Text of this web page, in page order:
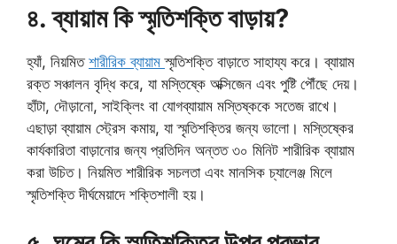
৪. ব্যায়াম কি স্মৃতিশক্তি বাড়ায়?
হ্যাঁ, নিয়মিত শারীরিক ব্যায়ামস্মৃতিশক্তি বাড়াতে সাহায্য করে। ব্যায়াম
রক্ত সঞ্চালন বৃদ্ধি করে, যা মস্তিষ্কে অক্সিজেন এবং পুষ্টি পৌঁছে দেয়।
হাঁটা, দৌড়ানো, সাইক্লিং বা যোগব্যায়াম মস্তিষ্ককে সতেজ রাখে।
এছাড়া ব্যায়াম স্ট্রেস কমায়, যা স্মৃতিশক্তির জন্য ভালো। মস্তিষ্কের
কার্যকারিতা বাড়ানোর জন্য প্রতিদিন অন্তত ৩০ মিনিট শারীরিক ব্যায়াম
করা উচিত। নিয়মিত শারীরিক সচলতা এবং মানসিক চ্যালেঞ্জ মিলে
স্মৃতিশক্তি দীর্ঘমেয়াদে শক্তিশালী হয়।